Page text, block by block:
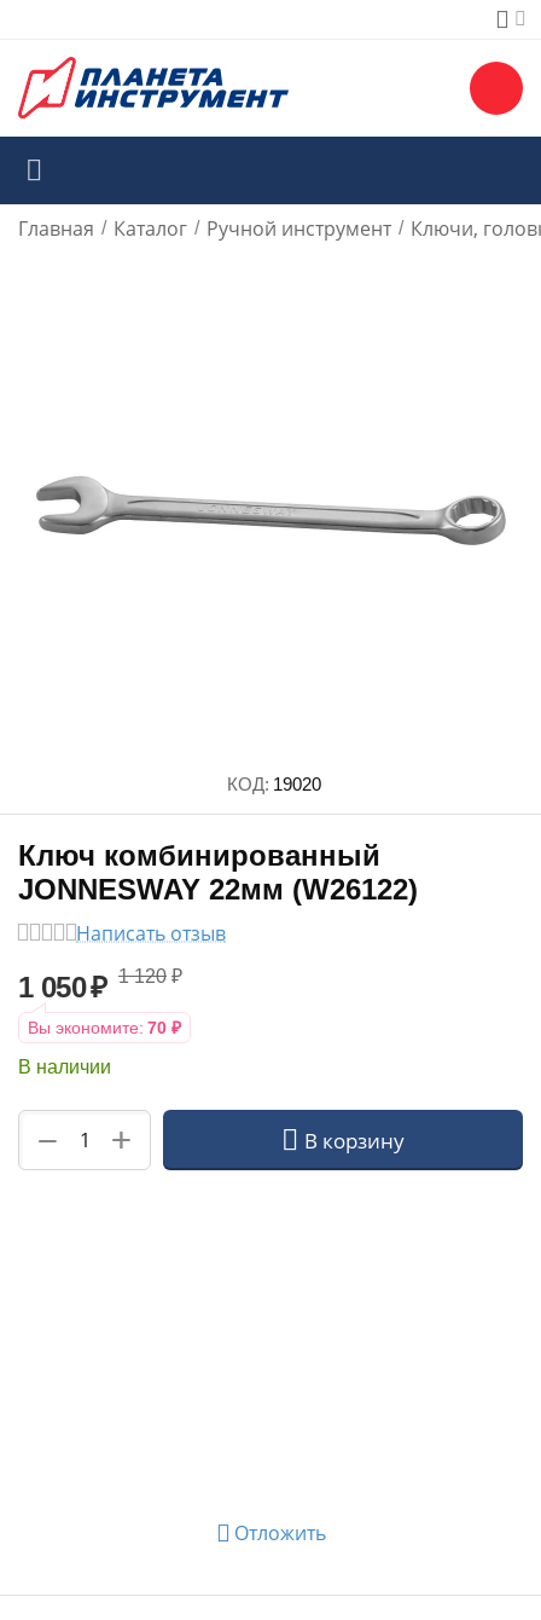
Главная / Каталог / Ручной инструмент / Ключи,
КОД: 19020
Ключ комбинированный
JONNESWAY 22мм (W26122)
Написать отзыв
1 050₽ 1 120 ₽
Вы экономите: 70 ₽
В наличии
+
− В корзину
Отложить